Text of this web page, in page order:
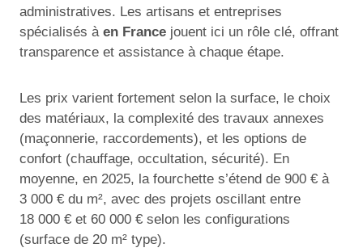
administratives. Les artisans et entreprises
spécialisés à en France jouent ici un rôle clé, offrant
transparence et assistance à chaque étape.
Les prix varient fortement selon la surface, le choix
des matériaux, la complexité des travaux annexes
(maçonnerie, raccordements), et les options de
confort (chauffage, occultation, sécurité). En
moyenne, en 2025, la fourchette s’étend de 900 € à
3 000 € du m², avec des projets oscillant entre
18 000 € et 60 000 € selon les configurations
(surface de 20 m² type).